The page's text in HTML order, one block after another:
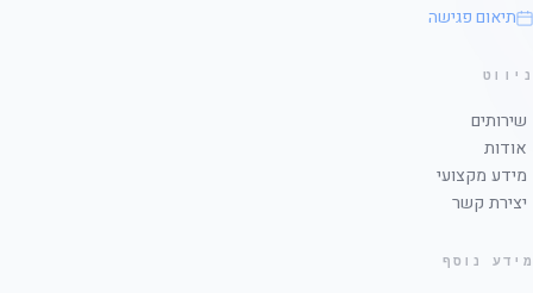
תיאום פגישה
ניווט
שירותים
אודות
מידע מקצועי
יצירת קשר
מידע נוסף